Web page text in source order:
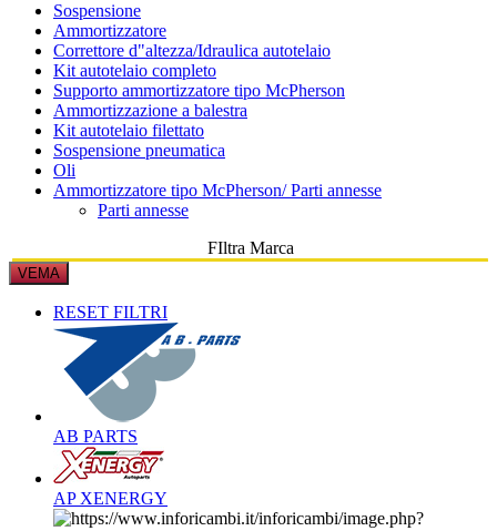
Sospensione
Ammortizzatore
Correttore d"altezza/Idraulica autotelaio
Kit autotelaio completo
Supporto ammortizzatore tipo McPherson
Ammortizzazione a balestra
Kit autotelaio filettato
Sospensione pneumatica
Oli
Ammortizzatore tipo McPherson/ Parti annesse
Parti annesse
FIltra Marca
VEMA
RESET FILTRI
AB PARTS
AP XENERGY